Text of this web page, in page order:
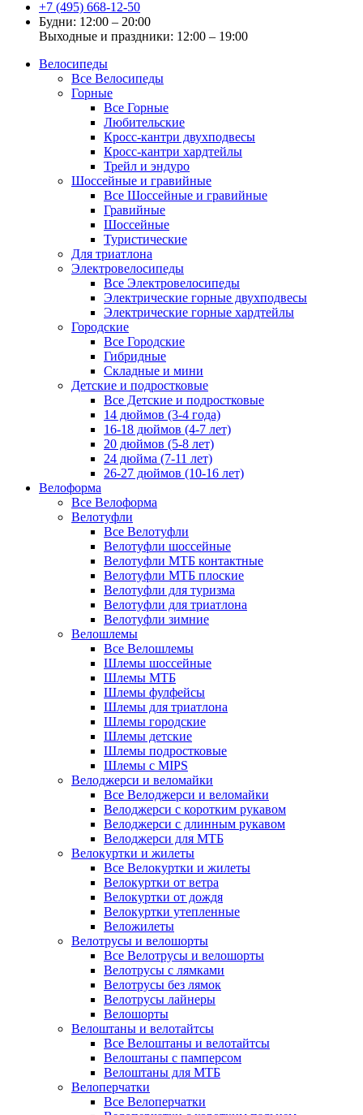
+7 (495) 668-12-50
Будни: 12:00 – 20:00
Выходные и праздники: 12:00 – 19:00
Велосипеды
Все Велосипеды
Горные
Все Горные
Любительские
Кросс-кантри двухподвесы
Кросс-кантри хардтейлы
Трейл и эндуро
Шоссейные и гравийные
Все Шоссейные и гравийные
Гравийные
Шоссейные
Туристические
Для триатлона
Электровелосипеды
Все Электровелосипеды
Электрические горные двухподвесы
Электрические горные хардтейлы
Городские
Все Городские
Гибридные
Складные и мини
Детские и подростковые
Все Детские и подростковые
14 дюймов (3-4 года)
16-18 дюймов (4-7 лет)
20 дюймов (5-8 лет)
24 дюйма (7-11 лет)
26-27 дюймов (10-16 лет)
Велоформа
Все Велоформа
Велотуфли
Все Велотуфли
Велотуфли шоссейные
Велотуфли МТБ контактные
Велотуфли МТБ плоские
Велотуфли для туризма
Велотуфли для триатлона
Велотуфли зимние
Велошлемы
Все Велошлемы
Шлемы шоссейные
Шлемы МТБ
Шлемы фулфейсы
Шлемы для триатлона
Шлемы городские
Шлемы детские
Шлемы подростковые
Шлемы с MIPS
Велоджерси и веломайки
Все Велоджерси и веломайки
Велоджерси с коротким рукавом
Велоджерси с длинным рукавом
Велоджерси для МТБ
Велокуртки и жилеты
Все Велокуртки и жилеты
Велокуртки от ветра
Велокуртки от дождя
Велокуртки утепленные
Веложилеты
Велотрусы и велошорты
Все Велотрусы и велошорты
Велотрусы с лямками
Велотрусы без лямок
Велотрусы лайнеры
Велошорты
Велоштаны и велотайтсы
Все Велоштаны и велотайтсы
Велоштаны с памперсом
Велоштаны для МТБ
Велоперчатки
Все Велоперчатки